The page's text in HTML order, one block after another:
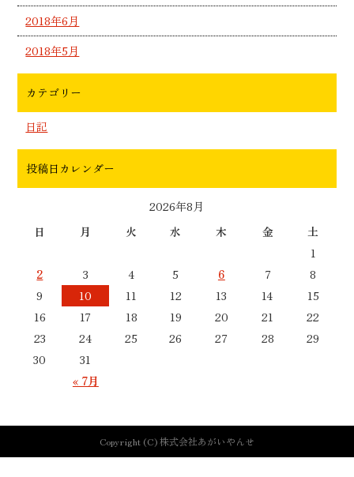
2018年6月
2018年5月
カテゴリー
日記
投稿日カレンダー
2026年8月
日
月 火 水 木 金 土
« 7月
1
2
3 4 5 6 7
8
9
10 11 12 13 14
15
16
17 18 19 20 21
22
23
24 25 26 27 28
29
30
31
Copyright (C) 株式会社あがいやんせ